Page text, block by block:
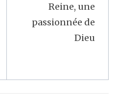
Reine, une
passionnée de
Dieu